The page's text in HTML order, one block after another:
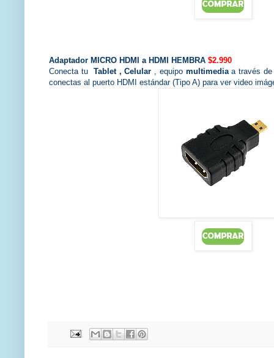
Adaptador MICRO HDMI a HDMI HEMBRA $2.990
Conecta tu Tablet , Celular , equipo multimediaa través de
conectas al puerto HDMI estándar (Tipo A) para ver video